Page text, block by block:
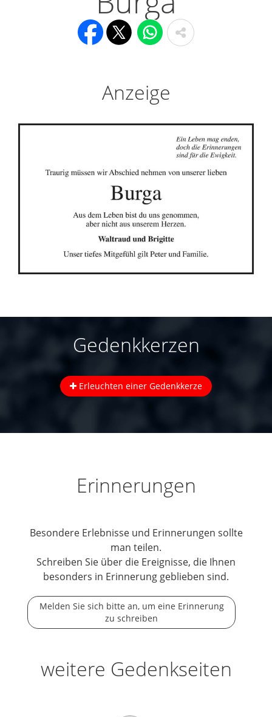
Anzeige
Gedenkkerzen
Erleuchten einer Gedenkkerze
Erinnerungen
Besondere Erlebnisse und Erinnerungen sollte
man teilen.
Schreiben Sie über die Ereignisse, die Ihnen
besonders in Erinnerung geblieben sind.
Melden Sie sich bitte an, um eine Erinnerung
zu schreiben
weitere Gedenkseiten